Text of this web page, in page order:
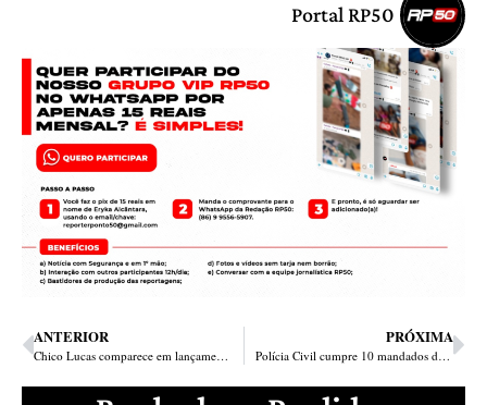
Portal RP50
ANTERIOR
Chico Lucas comparece em lançamento do projeto Pelotão Mirim da Santa Maria da Codipi
PRÓXIMA
Polícia Civil cumpre 10 mandados de busca e apreensão em José de Freitas